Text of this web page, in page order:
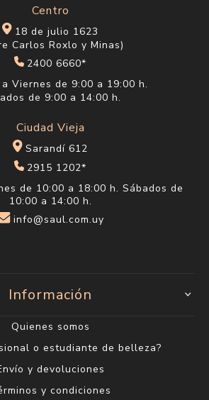
Centro
18 de julio 1623
Carlos Roxlo y Minas)
2400 6660*
Viernes de 9:00 a 19:00 h.
de 9:00 a 14:00 h.
Ciudad Vieja
Sarandí 612
2915 1202*
de 10:00 a 18:00 h. Sábados de
10:00 a 14:00 h.
info@saul.com.uy
Información
Quienes somos
o estudiante de belleza?
y devoluciones
y condiciones